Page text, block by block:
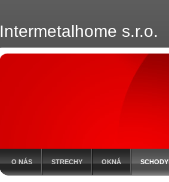
Intermetalhome s.r.o.
O NÁS STRECHY OKNÁ SCHODY